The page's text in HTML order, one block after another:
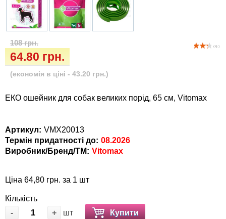
( 6 )
108 грн.
64.80 грн.
(економія в ціні - 43.20 грн.)
ЕКО ошейник для собак великих порід, 65 см, Vitomax
Артикул: VMX20013
Термін придатності до: 08.2026
Виробник/Бренд/ТМ: Vitomax
Ціна 64,80 грн. за 1 шт
Кількість
-
+ шт Купити
Ласощі та корми
собак
Лежаки, будиночки, охолоджуючи
коврики
Перенесення, сумки, клітини
матеріали
Подарункові сертифікати